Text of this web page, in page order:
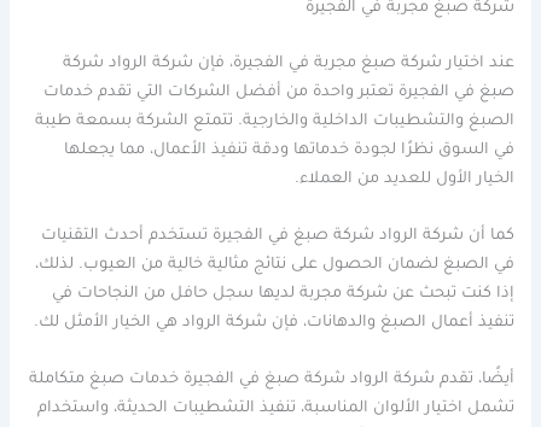
شركة صبغ مجربة في الفجيرة
عند اختيار شركة صبغ مجربة في الفجيرة، فإن شركة الرواد شركة
صبغ في الفجيرة تعتبر واحدة من أفضل الشركات التي تقدم خدمات
الصبغ والتشطيبات الداخلية والخارجية. تتمتع الشركة بسمعة طيبة
في السوق نظرًا لجودة خدماتها ودقة تنفيذ الأعمال، مما يجعلها
الخيار الأول للعديد من العملاء.
كما أن شركة الرواد شركة صبغ في الفجيرة تستخدم أحدث التقنيات
في الصبغ لضمان الحصول على نتائج مثالية خالية من العيوب. لذلك،
إذا كنت تبحث عن شركة مجربة لديها سجل حافل من النجاحات في
تنفيذ أعمال الصبغ والدهانات، فإن شركة الرواد هي الخيار الأمثل لك.
أيضًا، تقدم شركة الرواد شركة صبغ في الفجيرة خدمات صبغ متكاملة
تشمل اختيار الألوان المناسبة، تنفيذ التشطيبات الحديثة، واستخدام